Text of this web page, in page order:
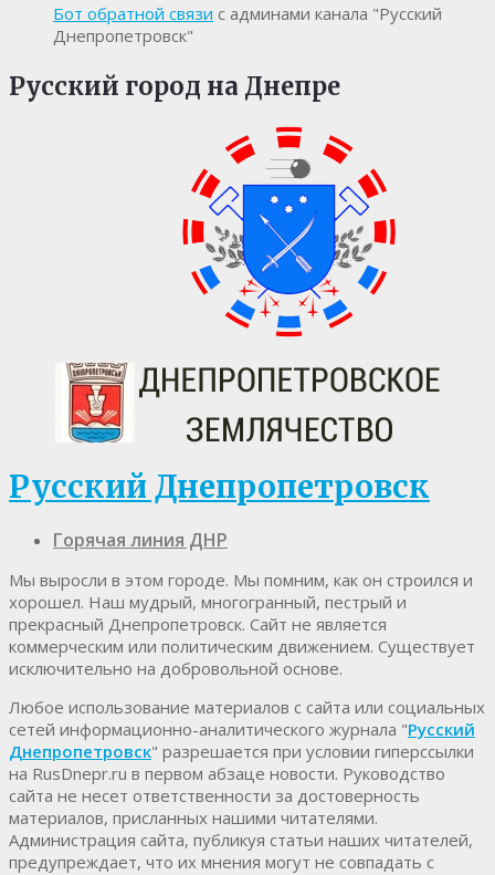
Бот обратной связи с админами канала "Русский
Днепропетровск"
Русский город на Днепре
Русский Днепропетровск
Горячая линия ДНР
Мы выросли в этом городе. Мы помним, как он строился и
хорошел. Наш мудрый, многогранный, пестрый и
прекрасный Днепропетровск. Cайт не является
коммерческим или политическим движением. Существует
исключительно на добровольной основе.
Любое использование материалов c сайта или социальных
сетей информационно-аналитического журнала "Русский
Днепропетровск" разрешается при условии гиперссылки
на RusDnepr.ru в первом абзаце новости. Руководство
сайта не несет ответственности за достоверность
материалов, присланных нашими читателями.
Администрация сайта, публикуя статьи наших читателей,
предупреждает, что их мнения могут не совпадать с